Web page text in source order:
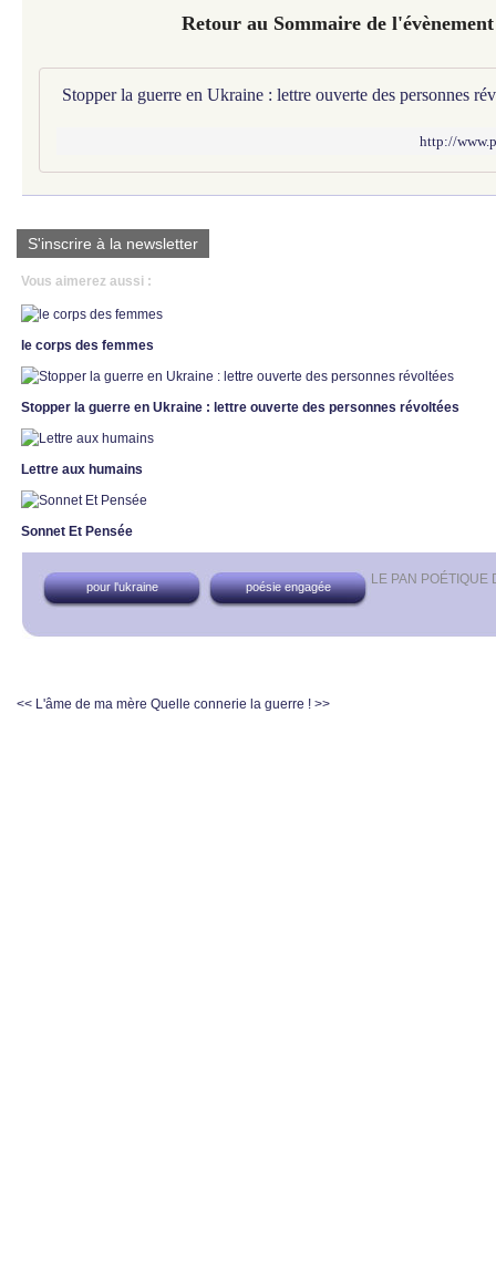
Retour au Sommaire de l'évènement
http://
S'inscrire à la newsletter
Vous aimerez aussi :
le corps des femmes
Stopper la guerre en Ukraine : lettre ouverte des personnes révoltées
Lettre aux humains
Sonnet Et Pensée
LE PAN
pour l'ukraine poésie engagée
<< L'âme de ma mère Quelle connerie la guerre ! >>